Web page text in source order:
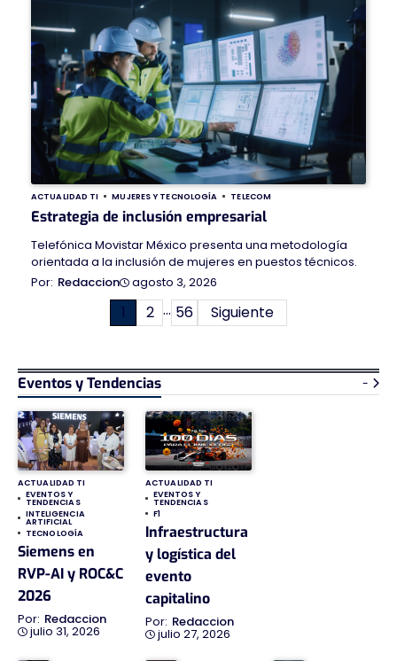
ACTUALIDAD TI MUJERES Y TECNOLOGÍA TELECOM
Estrategia de inclusión empresarial
Telefónica Movistar México presenta una metodología
orientada a la inclusión de mujeres en puestos técnicos.
Redaccion
agosto 3, 2026
Paginación
entradas
1 2 … 56 Siguiente
Eventos y Tendencias -
ACTUALIDAD TI
EVENTOS Y
TENDENCIAS
INTELIGENCIA
ARTIFICIAL
TECNOLOGÍA
Siemens en
RVP-AI y ROC&C
2026
Redaccion
julio 31, 2026
ACTUALIDAD TI
EVENTOS Y
TENDENCIAS
F1
Infraestructura
y logística del
evento
capitalino
Redaccion
julio 27, 2026